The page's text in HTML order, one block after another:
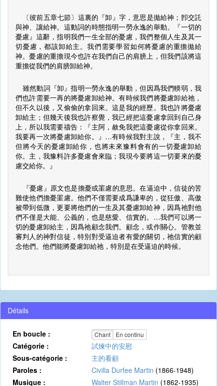
〔彼前五章七節〕這裏的『卸』字，意思是拋給神；卽交託
與神、讓給神。這動詞的時態指明一勞永逸的舉動。『一切的
憂慮』這辭，指明我們一生全部的憂慮，我們整個人生及其一
切憂慮，都該卸給主。我們需要學習如何將憂慮的重擔拋給
神。憂慮的重擔現今也許在我們自己的肩膀上，但我們該將這
重擔從我們的肩膀卸給神。
雖然動詞『卸』指明一勞永逸的舉動，但因爲我們輭弱，我
們也許需要一再的將憂慮卸給神。有時候我們將憂慮卸給祂，
但不久以後，又偷偷的拿回來。這是我的經歷。我也許將憂慮
卸給主；但幾天後我也許察覺，我已經把這憂慮拿回到自己身
上，所以我需要禱告：『主阿，赦免我把這憂慮從你拿回來。
我要再一次將憂慮卸給你。』…有時候我對主說，『主，我不
但將今天的憂慮卸給你，也將未來豫料會有的一切憂慮卸給
你。主，我豫料許多憂慮會來臨；我現今要將這一切要來的憂
慮交給你。』
『憂慮』原文也是擔憂或罣慮的意思。在逼迫中，信徒的苦
難使他們擔憂罣慮。他們不僅需要成爲謙卑的，從狂傲、高傲
被帶到低微，更要將他們的一生及其憂慮卸給神，因爲祂對他
們不僅是大能、公義的，也是慈愛、信實的。…我們可以將一
切的憂慮卸給主，因爲祂顧念我們。顧念，或作關心。管教並
審判人的神對信徒，特別對受逼迫者有愛的關切，祂信實的顧
念他們。他們能將憂慮卸給祂，特別是在受逼迫的時候。
Détails
En boucle : Chant En continu
Catégorie :
試煉中的安慰
Sous-catégorie :
主的看顧
Paroles :
Civilla Durfee Martin (1866-1948)
Musique :
Walter Stillman Martin (1862-1935)